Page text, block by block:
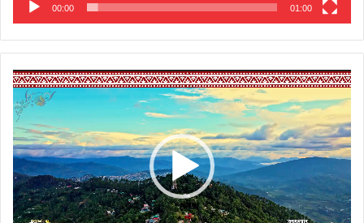
00:00 01:00
Video
Player